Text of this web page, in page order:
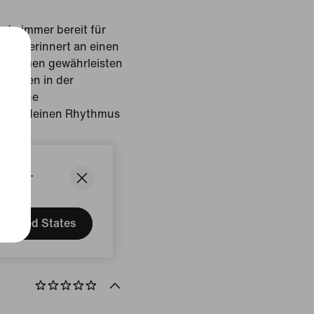
United States
du immer bereit für
erinnert an einen
Riemen gewährleisten
in der
du deinen Rhythmus